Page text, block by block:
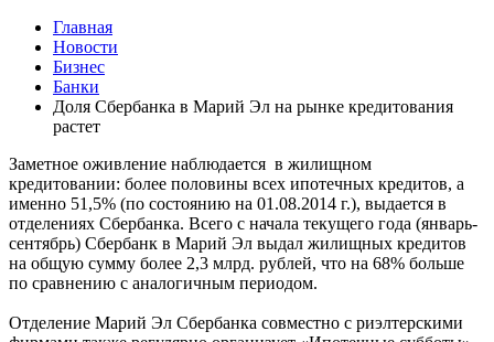
Главная
Новости
Бизнес
Банки
Доля Сбербанка в Марий Эл на рынке кредитования
растет
Заметное оживление наблюдается в жилищном
кредитовании: более половины всех ипотечных кредитов, а
именно 51,5% (по состоянию на 01.08.2014 г.), выдается в
отделениях Сбербанка. Всего с начала текущего года (январь-
сентябрь) Сбербанк в Марий Эл выдал жилищных кредитов
на общую сумму более 2,3 млрд. рублей, что на 68% больше
по сравнению с аналогичным периодом.
Отделение Марий Эл Сбербанка совместно с риэлтерскими